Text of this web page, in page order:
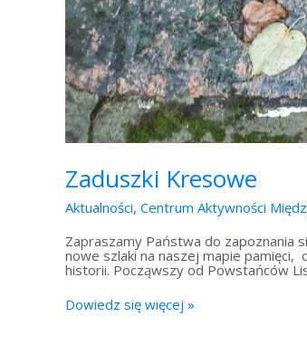
Zaduszki Kresowe
Aktualności, Centrum Aktywności
Zapraszamy Państwa do zapoznania
nowe szlaki na naszej mapie pamięci,
historii. Począwszy od Powstańców
Dowiedz się więcej »